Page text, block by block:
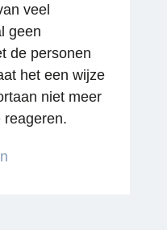
veel
geen
de personen
het een wijze
niet meer
reageren.